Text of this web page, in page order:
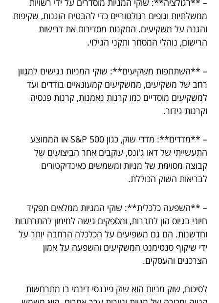
– **רגולציה**: שוקי המניות מוסדרים על ידי רשויות
ממשלתיות וגופים רגולטוריים כדי להבטיח הוגנות, שקיפות
והגנה על משקיעים. התקנות מסדירות את דרישות
הרישום, נוהלי המסחר ותקני הגילוי.
– **השתתפות משקיעים**: שוקי המניות נגישים למגוון
רחב של משקיעים, ממשקיעים קמעונאיים בודדים ועד
למשקיעים מוסדיים כמו קרנות נאמנות, קרנות פנסיה
וקרנות גידור.
– **מדדים**: מדדי שוק, כגון S&P 500 או הממוצע
התעשייתי של דאו ג'ונס, עוקבים אחר הביצועים של
קבוצה מסוימת של מניות ומשמשים כאינדיקטורים
לבריאות השוק הכוללת.
– **השפעה כלכלית**: שוקי המניות ממלאים תפקיד
חיוני בגיוס הון לחברות, ומספקים גישה למימון להתרחבות
וחדשנות. הם גם משפיעים על הכלכלה הרחבה יותר על
ידי שיקוף סנטימנט המשקיעים והשפעה על אמון
הצרכנים והעסקים.
לסיכום, שוק מניות הוא שוק פיננסי דינמי בו מתרחשות